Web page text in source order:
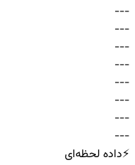
-
-
-
-
-
-
-
-
-
-
-
-
-
-
-
-
-
-
-
-
-
-
-
-
⚡داده لحظه‌ای